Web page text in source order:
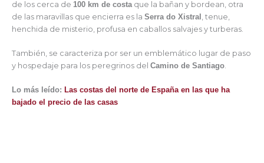
de los cerca de 100 km de costaque la bañan y bordean, otra
de las maravillas que encierra es la Serra do Xistral , tenue,
henchida de misterio, profusa en caballos salvajes y turberas.
También, se caracteriza por ser un emblemático lugar de paso
y hospedaje para los peregrinos del Camino de Santiago.
Lo más leído: Las costas del norte de España en las que ha
bajado el precio de las casas